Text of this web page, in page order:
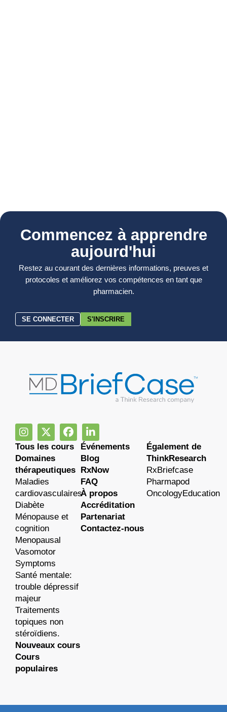
Commencez à apprendre
aujourd'hui
Restez au courant des dernières informations, preuves et
protocoles et améliorez vos compétences en tant que
pharmacien.
SE CONNECTER S'INSCRIRE
Tous les cours
Domaines
thérapeutiques
Maladies
cardiovasculaires
Diabète
Ménopause et
cognition
Menopausal
Vasomotor
Symptoms
Santé mentale:
trouble dépressif
majeur
Traitements
topiques non
stéroïdiens.
Nouveaux cours
Cours
populaires
Événements
Blog
RxNow
FAQ
À propos
Accréditation
Partenariat
Contactez-nous
Également de
ThinkResearch
RxBriefcase
Pharmapod
OncologyEducation